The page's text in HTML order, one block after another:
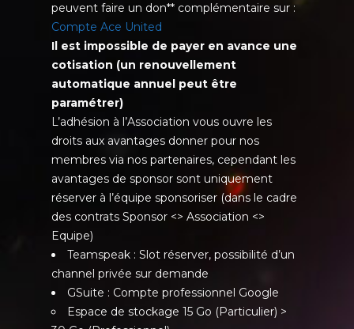
peuvent faire un don** complémentaire sur :
Compte Ace United
Il est impossible de payer en avance une
cotisation (un renouvellement
automatique annuel peut être
paramétrer)
L’adhésion à l’Association vous ouvre les
droits aux avantages donner pour nos
membres via nos partenaires, cependant les
avantages de sponsor sont uniquement
réserver à l’équipe sponsoriser (dans le cadre
des contrats Sponsor <> Association <>
Equipe)
Teamspeak : Slot réserver, possibilité d’un
channel privée sur demande
GSuite : Compte professionnel Google
Espace de stockage 15 Go (Particulier) >